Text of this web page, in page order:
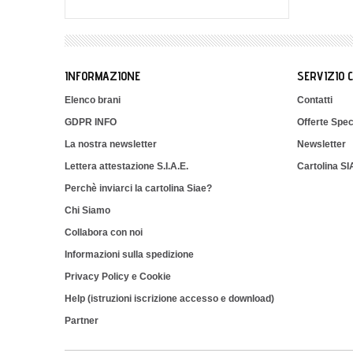
INFORMAZIONE
Elenco brani
GDPR INFO
La nostra newsletter
Lettera attestazione S.I.A.E.
Perchè inviarci la cartolina Siae?
Chi Siamo
Collabora con noi
Informazioni sulla spedizione
Privacy Policy e Cookie
Help (istruzioni iscrizione accesso e download)
Partner
SERVIZIO
Contatti
Offerte
Newsletter
Cartolina